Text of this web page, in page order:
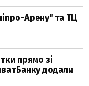
Арену" та ТЦ
прямо зі
додали